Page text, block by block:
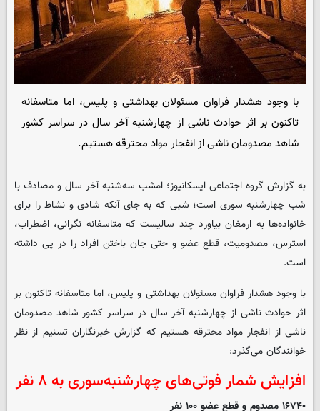
با وجود هشدار فراوان مسئولان بهداشتی و پلیس، اما متاسفانه
تاکنون بر اثر حوادث ناشی از چهارشنبه آخر سال در سراسر کشور
شاهد مصدومان ناشی از انفجار مواد محترقه هستیم.
به گزارش گروه اجتماعی ایسکانیوز؛ امشب سه‌شنبه آخر سال و مصادف با
شب چهارشنبه سوری است؛ شبی که به جای آنکه شادی و نشاط را برای
خانواده‌ها به ارمغان بیاورد چند سالیست که متاسفانه نگرانی، اضطراب،
استرس، مصدومیت، قطع عضو و حتی جان باختن افراد را در پی داشته
است.
با وجود هشدار فراوان مسئولان بهداشتی و پلیس، اما متاسفانه تاکنون بر
اثر حوادث ناشی از چهارشنبه آخر سال در سراسر کشور شاهد مصدومان
ناشی از انفجار مواد محترقه هستیم که گزارش خبرنگاران تسنیم از نظر
خوانندگان می‌گذرد:
افزایش شمار فوتی‌های چهارشنبه‌سوری به ۸ نفر
▪️۱۶۷۴ مصدوم و قطع عضو ۱۰۰ نفر